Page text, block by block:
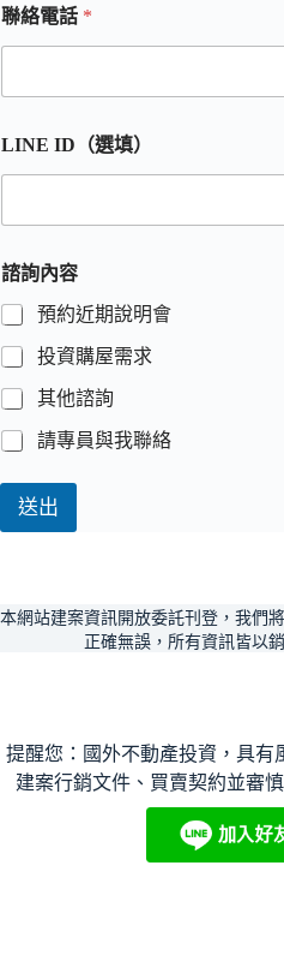
聯絡電話 *
LINE ID（選填）
諮詢內容
預約近期說明會
投資購屋需求
其他諮詢
請專員與我聯絡
送出
本網站建案資訊開放委託刊登，我們
正確無誤，所有資訊皆以
提醒您：國外不動產投資，具有
建案行銷文件、買賣契約並審